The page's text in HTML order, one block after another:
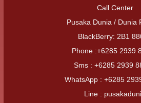
Call Center
Pusaka Dunia / Dunia
BlackBerry: 2B1
Phone :+6285 2939
Sms : +6285 2939
WhatsApp : +6285
Line :